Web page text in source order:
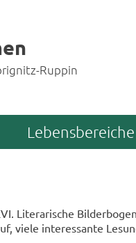
Ruppin
Lebensbereiche
Li­te­ra­ri­sche
viele in­ter­es­san­te